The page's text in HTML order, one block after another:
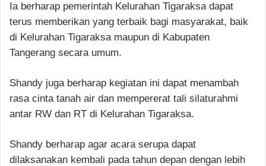
Ia berharap pemerintah Kelurahan Tigaraksa dapat
terus memberikan yang terbaik bagi masyarakat, baik
di Kelurahan Tigaraksa maupun di Kabupaten
Tangerang secara umum.
Shandy juga berharap kegiatan ini dapat menambah
rasa cinta tanah air dan mempererat tali silaturahmi
antar RW dan RT di Kelurahan Tigaraksa.
Shandy berharap agar acara serupa dapat
dilaksanakan kembali pada tahun depan dengan lebih